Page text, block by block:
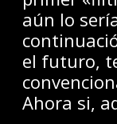
aún lo
el futuro,
Ahora si,